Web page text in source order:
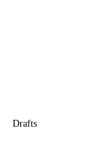
Drafts